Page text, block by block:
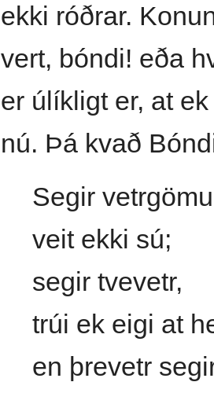
ekki róðrar.
vert, bóndi! eða
er úlíkligt er, at
nú. Þá kvað
Segir
veit ekki sú;
segir tvevetr,
trúi ek eigi at
en þrevetr